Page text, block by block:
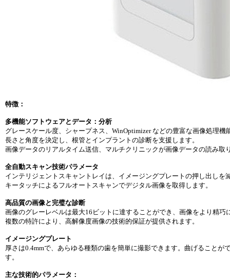
特徴：
多機能ソフトウェアとデータ：分析
グレースケール度、シャープネス、WinOptimizer などの豊富な画像処理
長さと角度を決定し、根管とインプラントの診断を支援します。
画像データのリアルタイム送信、マルチクリニックが画像データの読み取
全自動スキャン技術パラメータ
インテリジェントスキャントレイは、イメージングプレートの押し出しを
キータッチによるフルオートスキャンでデジタル画像を取得します。
高品質の画像と完璧な診断
画像のグレーレベルは最大16ビットに達することができ、画像をより精巧
複数の特許により、高解像度画像の技術的保証が提供されます。
イメージングプレート
厚さは0.4mmで、あらゆる種類の歯を簡単に撮影できます。曲げること
す。
主な技術的パラメータ：